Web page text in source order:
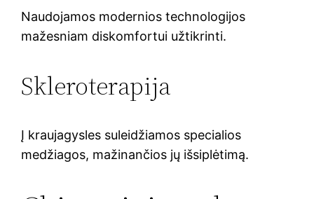
Naudojamos modernios technologijos
mažesniam diskomfortui užtikrinti.
Skleroterapija
Į kraujagysles suleidžiamos specialios
medžiagos, mažinančios jų išsiplėtimą.